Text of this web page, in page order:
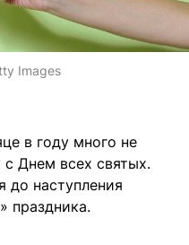
Images
в году много не
Днем всех святых.
до наступления
праздника.